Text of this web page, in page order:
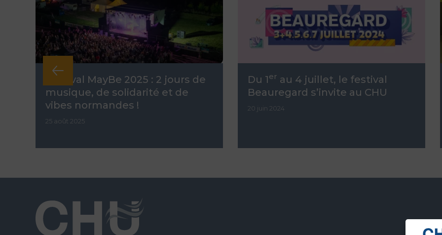
Festival MayBe 2025 : 2 jours de
musique, de solidarité et de
vibes normandes !
25 août 2025
Du 1er au 4 juillet, le festival
Beauregard s’invite au CHU
20 juin 2024